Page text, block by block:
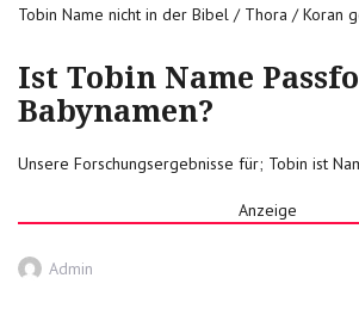
Tobin Name nicht in der Bibel / Thora / Koran
Ist Tobin Name
Babynamen?
Unsere Forschungsergebnisse für; Tobin ist
Anzeige
Autor
Admin